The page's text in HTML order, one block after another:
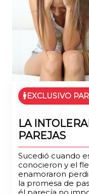
EXCLUSIVO
LA
PAREJAS
Sucedió cuando
conocieron y el
enamoraron
la promesa de
él parecía no